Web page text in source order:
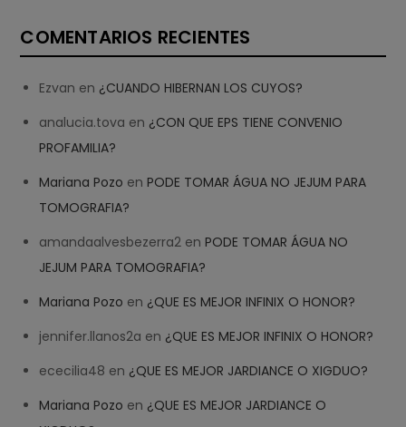
COMENTARIOS RECIENTES
Ezvan en ¿CUANDO HIBERNAN LOS CUYOS?
analucia.tova en ¿CON QUE EPS TIENE CONVENIO
PROFAMILIA?
Mariana Pozo enPODE TOMAR ÁGUA NO JEJUM PARA
TOMOGRAFIA?
amandaalvesbezerra2 enPODE TOMAR ÁGUA NO
JEJUM PARA TOMOGRAFIA?
Mariana Pozo en ¿QUE ES MEJOR INFINIX O HONOR?
jennifer.llanos2a en ¿QUE ES MEJOR INFINIX O HONOR?
ececilia48 en ¿QUE ES MEJOR JARDIANCE O XIGDUO?
Mariana Pozo en ¿QUE ES MEJOR JARDIANCE O